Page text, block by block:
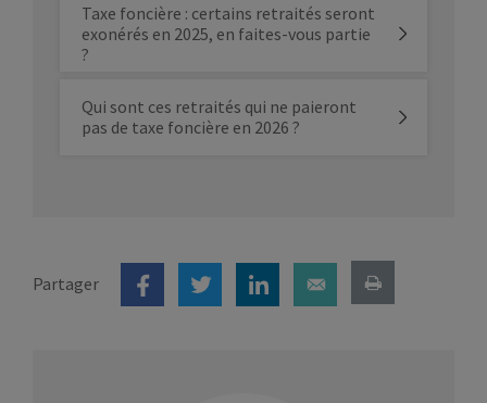
Taxe foncière : certains retraités seront
exonérés en 2025, en faites-vous partie
?
Qui sont ces retraités qui ne paieront
pas de taxe foncière en 2026 ?
Partager